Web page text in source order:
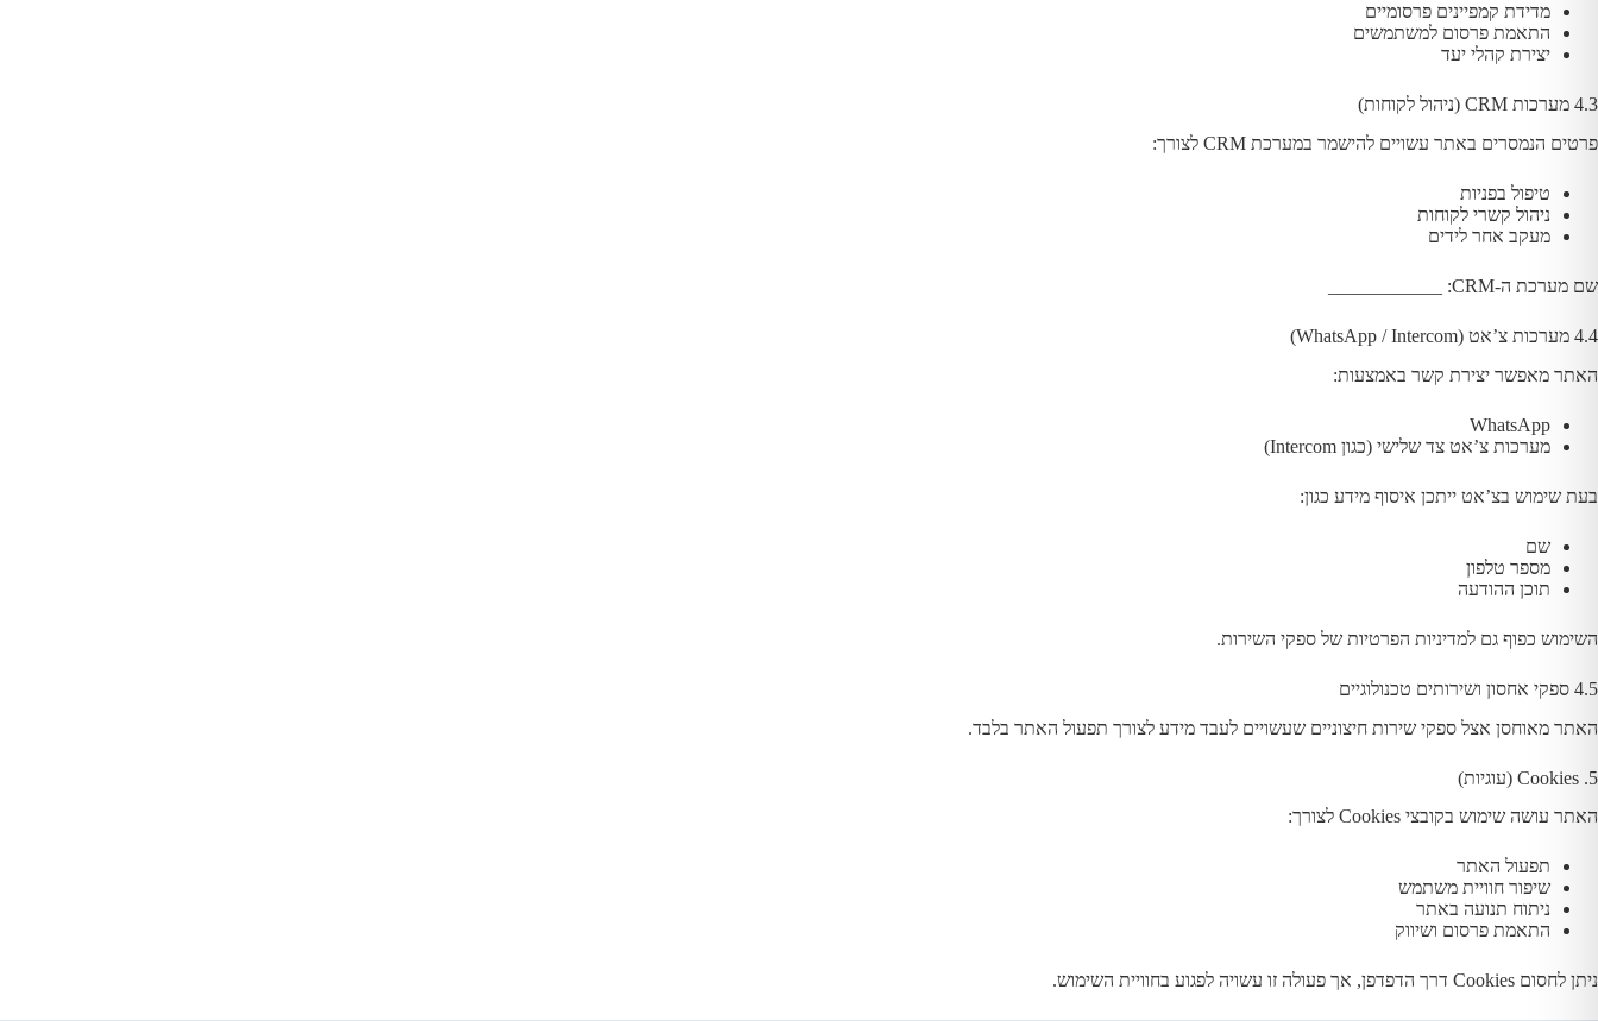
מדידת קמפיינים פרסומיים
התאמת פרסום למשתמשים
יצירת קהלי יעד
4.3 מערכות CRM (ניהול לקוחות)
פרטים הנמסרים באתר עשויים להישמר במערכת CRM לצורך:
טיפול בפניות
ניהול קשרי לקוחות
מעקב אחר לידים
שם מערכת ה-CRM: ____________
4.4 מערכות צ’אט (WhatsApp / Intercom)
האתר מאפשר יצירת קשר באמצעות:
WhatsApp
מערכות צ’אט צד שלישי (כגון Intercom)
בעת שימוש בצ’אט ייתכן איסוף מידע כגון:
שם
מספר טלפון
תוכן ההודעה
השימוש כפוף גם למדיניות הפרטיות של ספקי השירות.
4.5 ספקי אחסון ושירותים טכנולוגיים
האתר מאוחסן אצל ספקי שירות חיצוניים שעשויים לעבד מידע לצורך תפעול האתר בלבד.
5. Cookies (עוגיות)
האתר עושה שימוש בקובצי Cookies לצורך:
תפעול האתר
שיפור חוויית משתמש
ניתוח תנועה באתר
התאמת פרסום ושיווק
ניתן לחסום Cookies דרך הדפדפן, אך פעולה זו עשויה לפגוע בחוויית השימוש.